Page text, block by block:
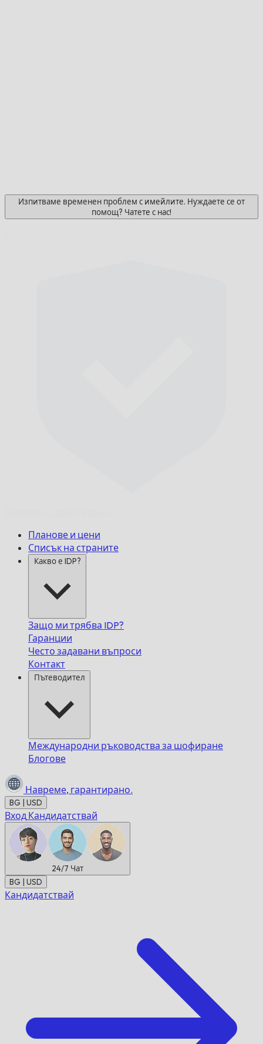
Изпитваме временен проблем с имейлите. Нуждаете се от
помощ? Чатете с нас!
Планове и цени
Списък на страните
Какво е IDP?
Защо ми трябва IDP?
Гаранции
Често задавани въпроси
Контакт
Пътеводител
Международни ръководства за шофиране
Блогове
Навреме, гарантирано.
BG | USD
Вход Кандидатствай
24/7 Чат
BG | USD
Кандидатствай